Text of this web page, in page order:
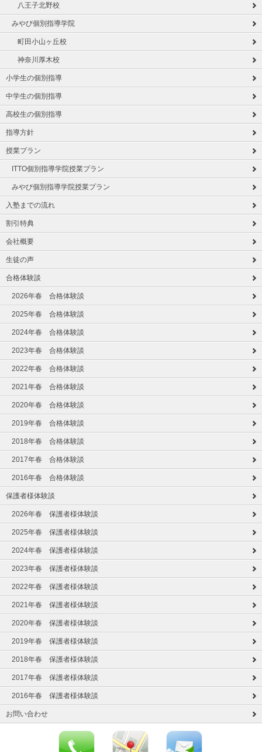
八王子北野校
みやび個別指導学院
町田小山ヶ丘校
神奈川厚木校
小学生の個別指導
中学生の個別指導
高校生の個別指導
指導方針
授業プラン
ITTO個別指導学院授業プラン
みやび個別指導学院授業プラン
入塾までの流れ
割引特典
会社概要
生徒の声
合格体験談
2026年春 合格体験談
2025年春 合格体験談
2024年春 合格体験談
2023年春 合格体験談
2022年春 合格体験談
2021年春 合格体験談
2020年春 合格体験談
2019年春 合格体験談
2018年春 合格体験談
2017年春 合格体験談
2016年春 合格体験談
保護者様体験談
2026年春 保護者様体験談
2025年春 保護者様体験談
2024年春 保護者様体験談
2023年春 保護者様体験談
2022年春 保護者様体験談
2021年春 保護者様体験談
2020年春 保護者様体験談
2019年春 保護者様体験談
2018年春 保護者様体験談
2017年春 保護者様体験談
2016年春 保護者様体験談
お問い合わせ